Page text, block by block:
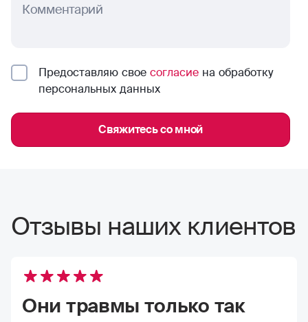
Комментарий
Предоставляю свое согласие на обработку
персональных данных
Свяжитесь со мной
Отзывы наших клиентов
Они травмы только так